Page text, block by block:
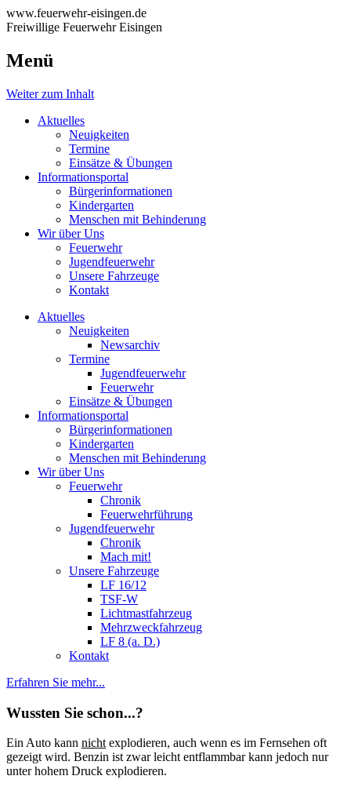
www.feuerwehr-eisingen.de
Freiwillige Feuerwehr Eisingen
Menü
Weiter zum Inhalt
Aktuelles
Neuigkeiten
Termine
Einsätze & Übungen
Informationsportal
Bürgerinformationen
Kindergarten
Menschen mit Behinderung
Wir über Uns
Feuerwehr
Jugendfeuerwehr
Unsere Fahrzeuge
Kontakt
Aktuelles
Neuigkeiten
Newsarchiv
Termine
Jugendfeuerwehr
Feuerwehr
Einsätze & Übungen
Informationsportal
Bürgerinformationen
Kindergarten
Menschen mit Behinderung
Wir über Uns
Feuerwehr
Chronik
Feuerwehrführung
Jugendfeuerwehr
Chronik
Mach mit!
Unsere Fahrzeuge
LF 16/12
TSF-W
Lichtmastfahrzeug
Mehrzweckfahrzeug
LF 8 (a. D.)
Kontakt
Erfahren Sie mehr...
Wussten Sie schon...?
Ein Auto kann nicht explodieren, auch wenn es im Fernsehen oft
gezeigt wird. Benzin ist zwar leicht entflammbar kann jedoch nur
unter hohem Druck explodieren.